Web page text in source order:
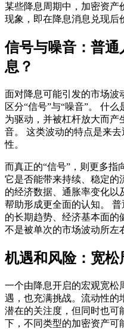
某些降息周期中，加密资产
现象，即在降息消息兑现后
信号与噪音：普
息？
面对降息可能引发的市场波
区分“信号”与“噪音”。 什
为驱动，并被杠杆放大而产
音。 这类波动的特点是来
性。
而真正的“信号”，则更多指
它是否能带来持续、稳定的
的经济数据、通胀率变化以
帮助形成更全面的认知。
的长期趋势、经济基本面的
不是被单次的市场波动所左
机遇和风险：宽
一个由降息开启的宏观宽松
遇，也充满挑战。流动性的
潜在的关注度，但同时也可
下，不同类型的加密资产可